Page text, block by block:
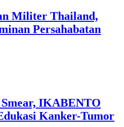
Militer Thailand,
Persahabatan
IKABENTO
Kanker-Tumor